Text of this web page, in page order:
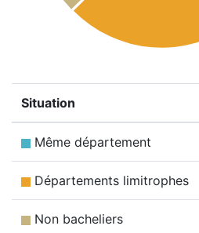
Situation
Même département
Départements limitrophes
Non bacheliers